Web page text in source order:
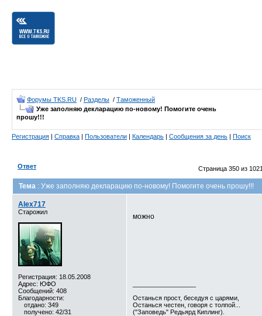
Форумы TKS.RU / Разделы / Таможенный
Уже заполняю декларацию по-новому! Помогите очень
прошу!!!
Регистрация | Справка | Пользователи | Календарь | Сообщения за день | Поиск
Ответ Страница 350 из
Тема : Уже заполняю декларацию по-новому! Помогите очень прошу!!!
Alex717
Старожил
Регистрация: 18.05.2008
Адрес: ЮФО
Сообщений: 408
Благодарности:
отдано: 349
получено: 42/31
можно
Останься прост, беседуя с царями,
Останься честен, говоря с толпой...
("Заповедь" Редьярд Киплинг).